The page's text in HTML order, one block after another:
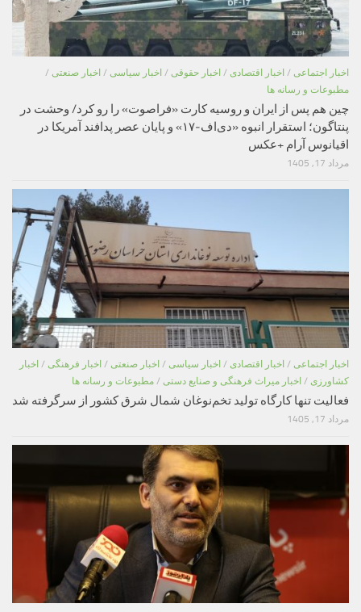
اخبار اجتماعی / اخبار اقتصادی / اخبار حقوقی / اخبار سیاسی / اخبار صنعتی /
مطبوعات و رسانه ها
چین هم پس از ایران و روسیه کارت «فراصوت» را رو کرد/ وحشت در
پنتاگون؛ استقرار انبوه «دی‌اف‑۱۷» و پایان عصر پدافند آمریکا در
اقیانوس آرام +عکس
مرداد 17, 1405
اخبار اجتماعی / اخبار اقتصادی / اخبار سیاسی / اخبار صنعتی / اخبار فرهنگی / اخبار
کشاورزی / اخبار میراث فرهنگی و صنایع دستی / مطبوعات و رسانه ها
فعالیت تنها کارگاه تولید تخم‌نوغان شمال شرق کشور از سرگرفته شد
مرداد 17, 1405